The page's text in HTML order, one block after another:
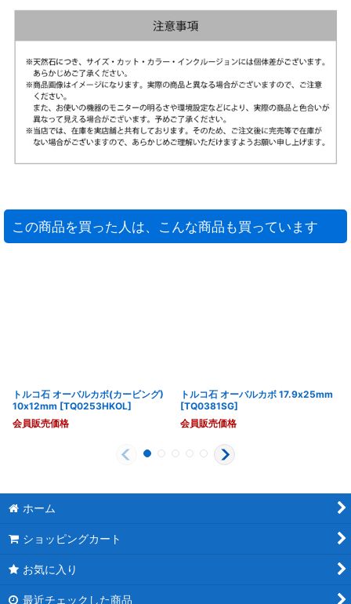
この商品を買った人は、こんな商品も買っています
トルコ石 オーバルカボ(カービング)
10x12mm [TQ0253HKOL]
会員販売価格
トルコ石 オーバルカボ 17.9x25mm
[TQ0381SG]
会員販売価格
ホーム
ショッピングカート
お気に入り
最近チェックした商品